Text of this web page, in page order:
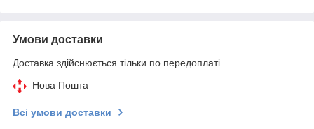
Умови доставки
Доставка здійснюється тільки по передоплаті.
Нова Пошта
Всі умови доставки